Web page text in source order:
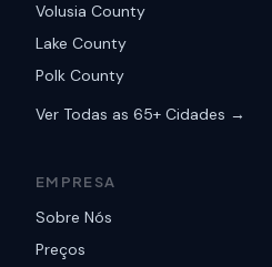
Volusia County
Lake County
Polk County
Ver Todas as 65+ Cidades →
EMPRESA
Sobre Nós
Preços